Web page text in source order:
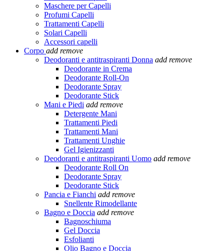
Maschere per Capelli
Profumi Capelli
Trattamenti Capelli
Solari Capelli
Accessori capelli
Corpo add remove
Deodoranti e antitraspiranti Donna add remove
Deodorante in Crema
Deodorante Roll-On
Deodorante Spray
Deodorante Stick
Mani e Piedi add remove
Detergente Mani
Trattamenti Piedi
Trattamenti Mani
Trattamenti Unghie
Gel Igienizzanti
Deodoranti e antitraspiranti Uomo add remove
Deodorante Roll On
Deodorante Spray
Deodorante Stick
Pancia e Fianchi add remove
Snellente Rimodellante
Bagno e Doccia add remove
Bagnoschiuma
Gel Doccia
Esfolianti
Olio Bagno e Doccia